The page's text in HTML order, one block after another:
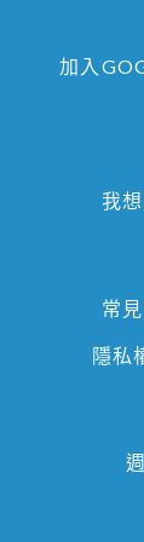
加入
我
常
隱私